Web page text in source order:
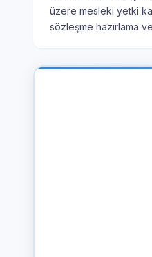
üzere mesleki yetki
sözleşme hazırlama